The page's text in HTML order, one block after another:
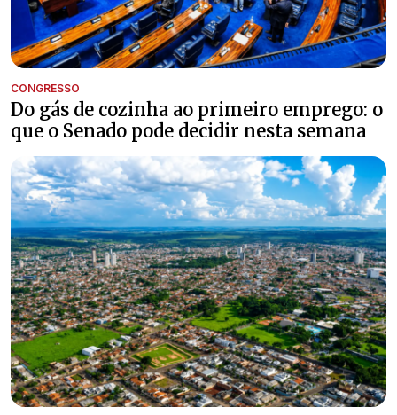
CONGRESSO
Do gás de cozinha ao primeiro emprego: o
que o Senado pode decidir nesta semana